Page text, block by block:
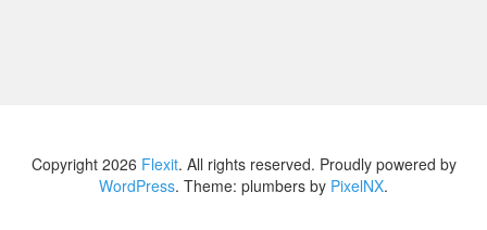
Copyright 2026 Flexit. All rights reserved. Proudly powered by
WordPress. Theme: plumbers by PixelNX.